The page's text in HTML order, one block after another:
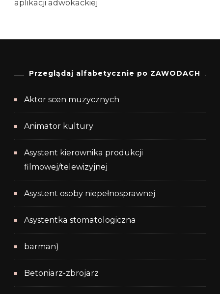
aplikacji adwokackiej
Przeglądaj alfabetycznie po ZAWODACH
Aktor scen muzycznych
Animator kultury
Asystent kierownika produkcji
filmowej/telewizyjnej
Asystent osoby niepełnosprawnej
Asystentka stomatologiczna
barman)
Betoniarz-zbrojarz